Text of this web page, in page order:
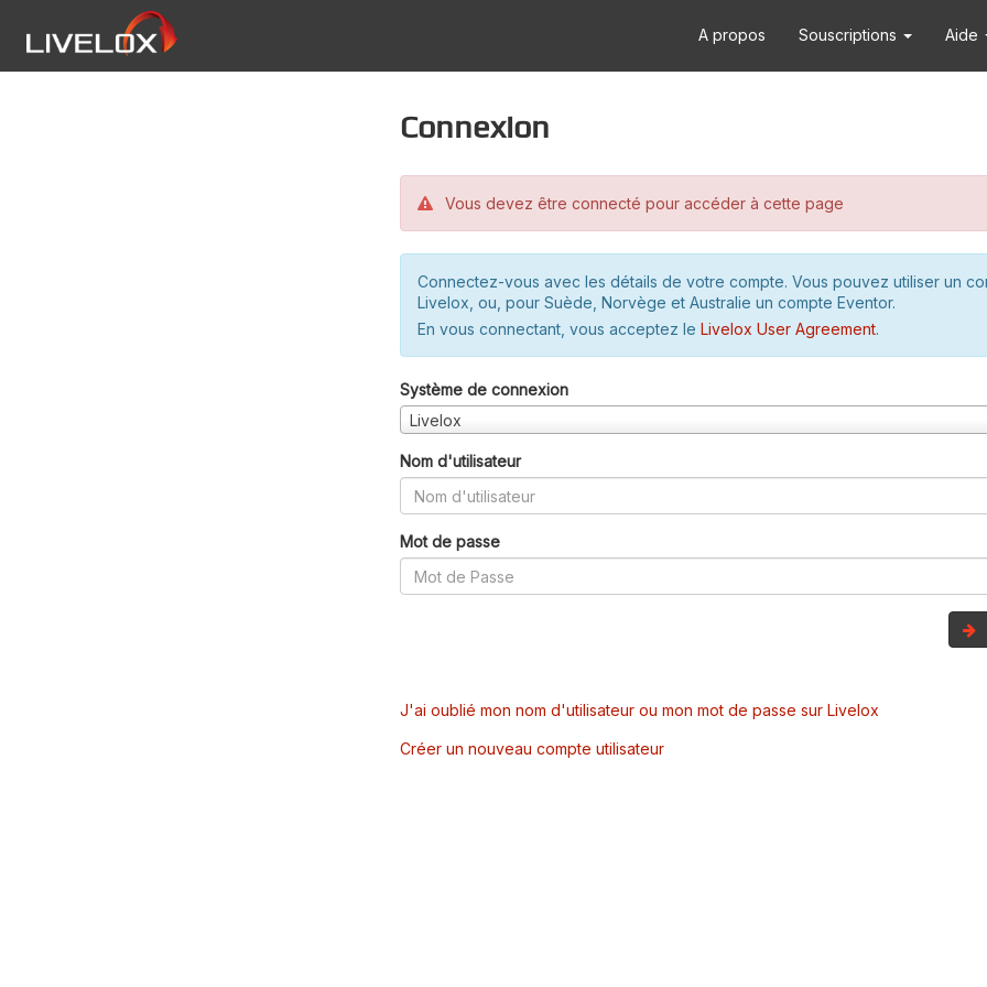
A propos Souscriptions Aide
Connexion
Vous devez être connecté pour accéder à cette page
Connectez-vous avec les détails de votre compte. Vous pouvez utiliser un
Livelox, ou, pour Suède, Norvège et Australie un compte Eventor.
En vous connectant, vous acceptez le Livelox User Agreement.
Système de connexion
Livelox
Nom d'utilisateur
Mot de passe
J'ai oublié mon nom d'utilisateur ou mon mot de passe sur Livelox
Créer un nouveau compte utilisateur